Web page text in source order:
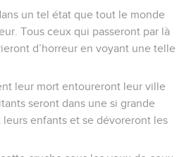
un tel état que tout le monde
Tous ceux qui passeront par là
d’horreur en voyant une telle
leur mort entoureront leur ville
seront dans une si grande
leurs enfants et se dévoreront les